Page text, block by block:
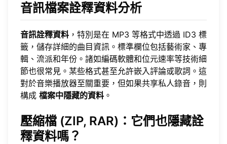
音訊檔案詮釋資料分析
音訊詮釋資料 ，特別是在 MP3 等格式中透過 ID3 標
籤，儲存詳細的曲目資訊。標準欄位包括藝術家、專
輯、流派和年份。諸如編碼軟體和位元速率等技術細
節也很常見。某些格式甚至允許嵌入評論或歌詞。這
對於音樂播放器至關重要，但如果共享私人錄音，則
構成 檔案中隱藏的資料 。
壓縮檔 (ZIP, RAR)：它們也隱藏詮
釋資料嗎？